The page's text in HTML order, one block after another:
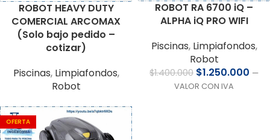
ROBOT HEAVY DUTY
COMERCIAL ARCOMAX
(Solo bajo pedido –
cotizar)
Piscinas, Limpiafondos,
Robot
ROBOT RA 6700 iQ –
ALPHA iQ PRO WIFI
Piscinas, Limpiafondos,
Robot
$1.400.000 $1.250.000 —
VALOR CON IVA
OFERTA